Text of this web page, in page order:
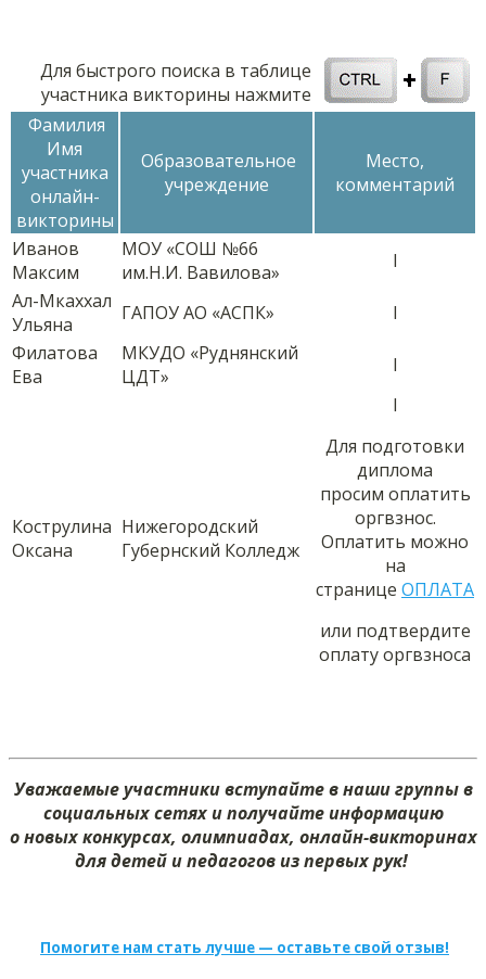
Для быстрого поиска в таблице
участника викторины нажмите
Фамилия
Имя
участника
онлайн-
викторины
Образовательное
учреждение
Место,
комментарий
Иванов
Максим
МОУ «СОШ №66
им.Н.И. Вавилова»
I
Ал-Мкаххал
Ульяна
ГАПОУ АО «АСПК»
I
Филатова
Ева
МКУДО «Руднянский
ЦДТ»
I
Кострулина
Оксана
Нижегородский
Губернский Колледж
I
Для подготовки
диплома
просим оплатить
оргвзнос.
Оплатить можно
на
странице ОПЛАТА
или подтвердите
оплату оргвзноса
Уважаемые участники вступайте в наши группы в
социальных сетях и получайте информацию
о новых конкурсах, олимпиадах, онлайн-викторинах
для детей и педагогов из первых рук!
Помогите нам стать лучше — оставьте свой отзыв!